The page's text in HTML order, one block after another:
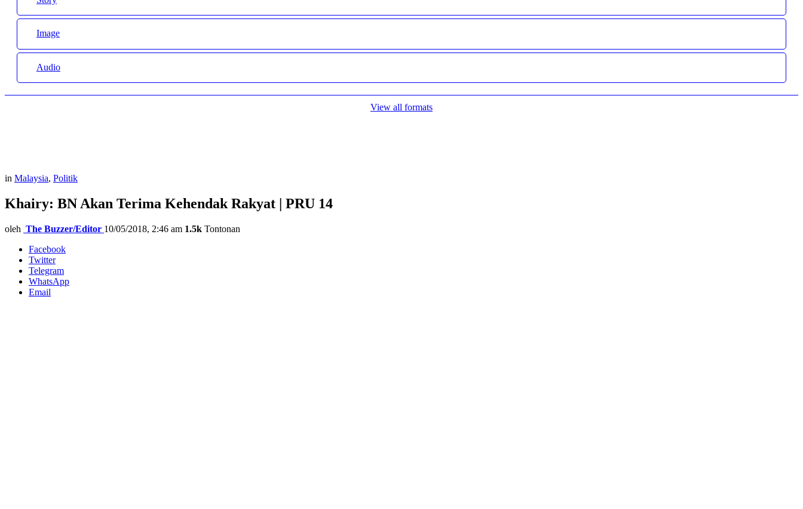
Image
Audio
View all formats
in Malaysia, Politik
Khairy: BN Akan Terima Kehendak Rakyat | PRU 14
oleh The Buzzer/Editor 10/05/2018, 2:46 am 1.5k Tontonan
Facebook
Twitter
Telegram
WhatsApp
Email